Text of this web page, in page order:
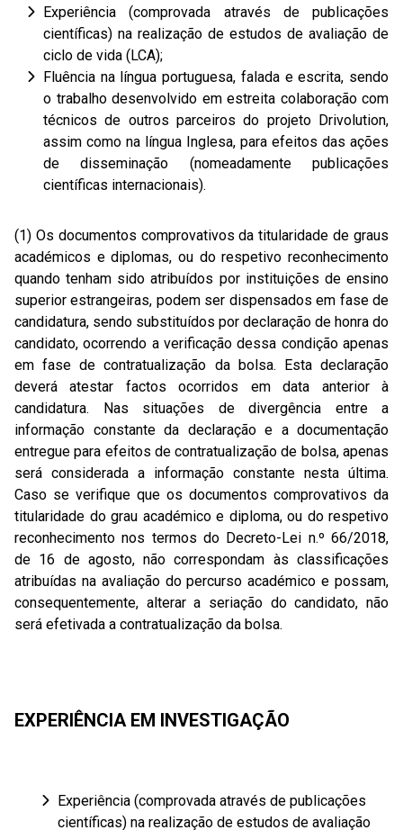
Experiência (comprovada através de publicações
científicas) na realização de estudos de avaliação de
ciclo de vida (LCA);
Fluência na língua portuguesa, falada e escrita, sendo
o trabalho desenvolvido em estreita colaboração com
técnicos de outros parceiros do projeto Drivolution,
assim como na língua Inglesa, para efeitos das ações
de disseminação (nomeadamente publicações
científicas internacionais).
(1) Os documentos comprovativos da titularidade de graus
académicos e diplomas, ou do respetivo reconhecimento
quando tenham sido atribuídos por instituições de ensino
superior estrangeiras, podem ser dispensados em fase de
candidatura, sendo substituídos por declaração de honra do
candidato, ocorrendo a verificação dessa condição apenas
em fase de contratualização da bolsa. Esta declaração
deverá atestar factos ocorridos em data anterior à
candidatura. Nas situações de divergência entre a
informação constante da declaração e a documentação
entregue para efeitos de contratualização de bolsa, apenas
será considerada a informação constante nesta última.
Caso se verifique que os documentos comprovativos da
titularidade do grau académico e diploma, ou do respetivo
reconhecimento nos termos do Decreto-Lei n.º 66/2018,
de 16 de agosto, não correspondam às classificações
atribuídas na avaliação do percurso académico e possam,
consequentemente, alterar a seriação do candidato, não
será efetivada a contratualização da bolsa.
EXPERIÊNCIA EM INVESTIGAÇÃO
Experiência (comprovada através de publicações
científicas) na realização de estudos de avaliação